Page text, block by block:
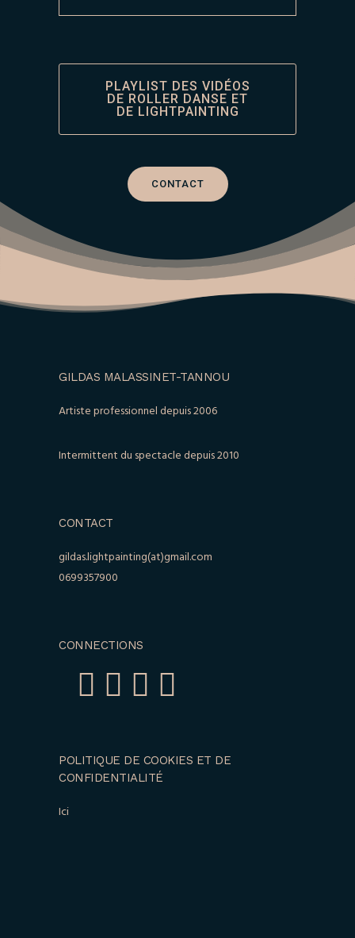
PLAYLIST DES VIDÉOS
DE ROLLER DANSE ET
DE LIGHTPAINTING
CONTACT
GILDAS MALASSINET-TANNOU
Artiste professionnel depuis 2006
Intermittent du spectacle depuis 2010
CONTACT
gildas.lightpainting(at)gmail.com
0699357900
CONNECTIONS
POLITIQUE DE COOKIES ET DE
CONFIDENTIALITÉ
Ici